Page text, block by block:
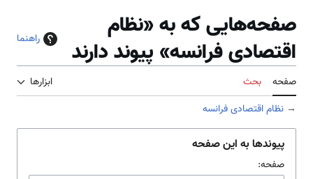
صفحه‌هایی که به «نظام
اقتصادی فرانسه» پیوند دارند
راهنما
صفحه بحث
ابزارها
→ نظام اقتصادی فرانسه
پیوندها به این صفحه
صفحه: